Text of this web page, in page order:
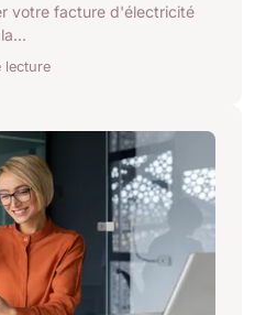
votre facture d'électricité
lecture